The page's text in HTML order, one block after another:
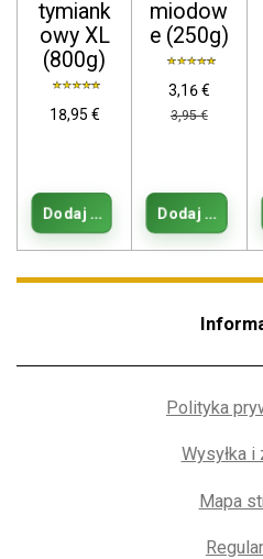
tymiank
owy XL
(800g)
18,95 €
Dodaj do koszyka
miodow
e (250g)
3,16 €
3,95 €
Dodaj do
Polityka
Wysyłka i
Mapa